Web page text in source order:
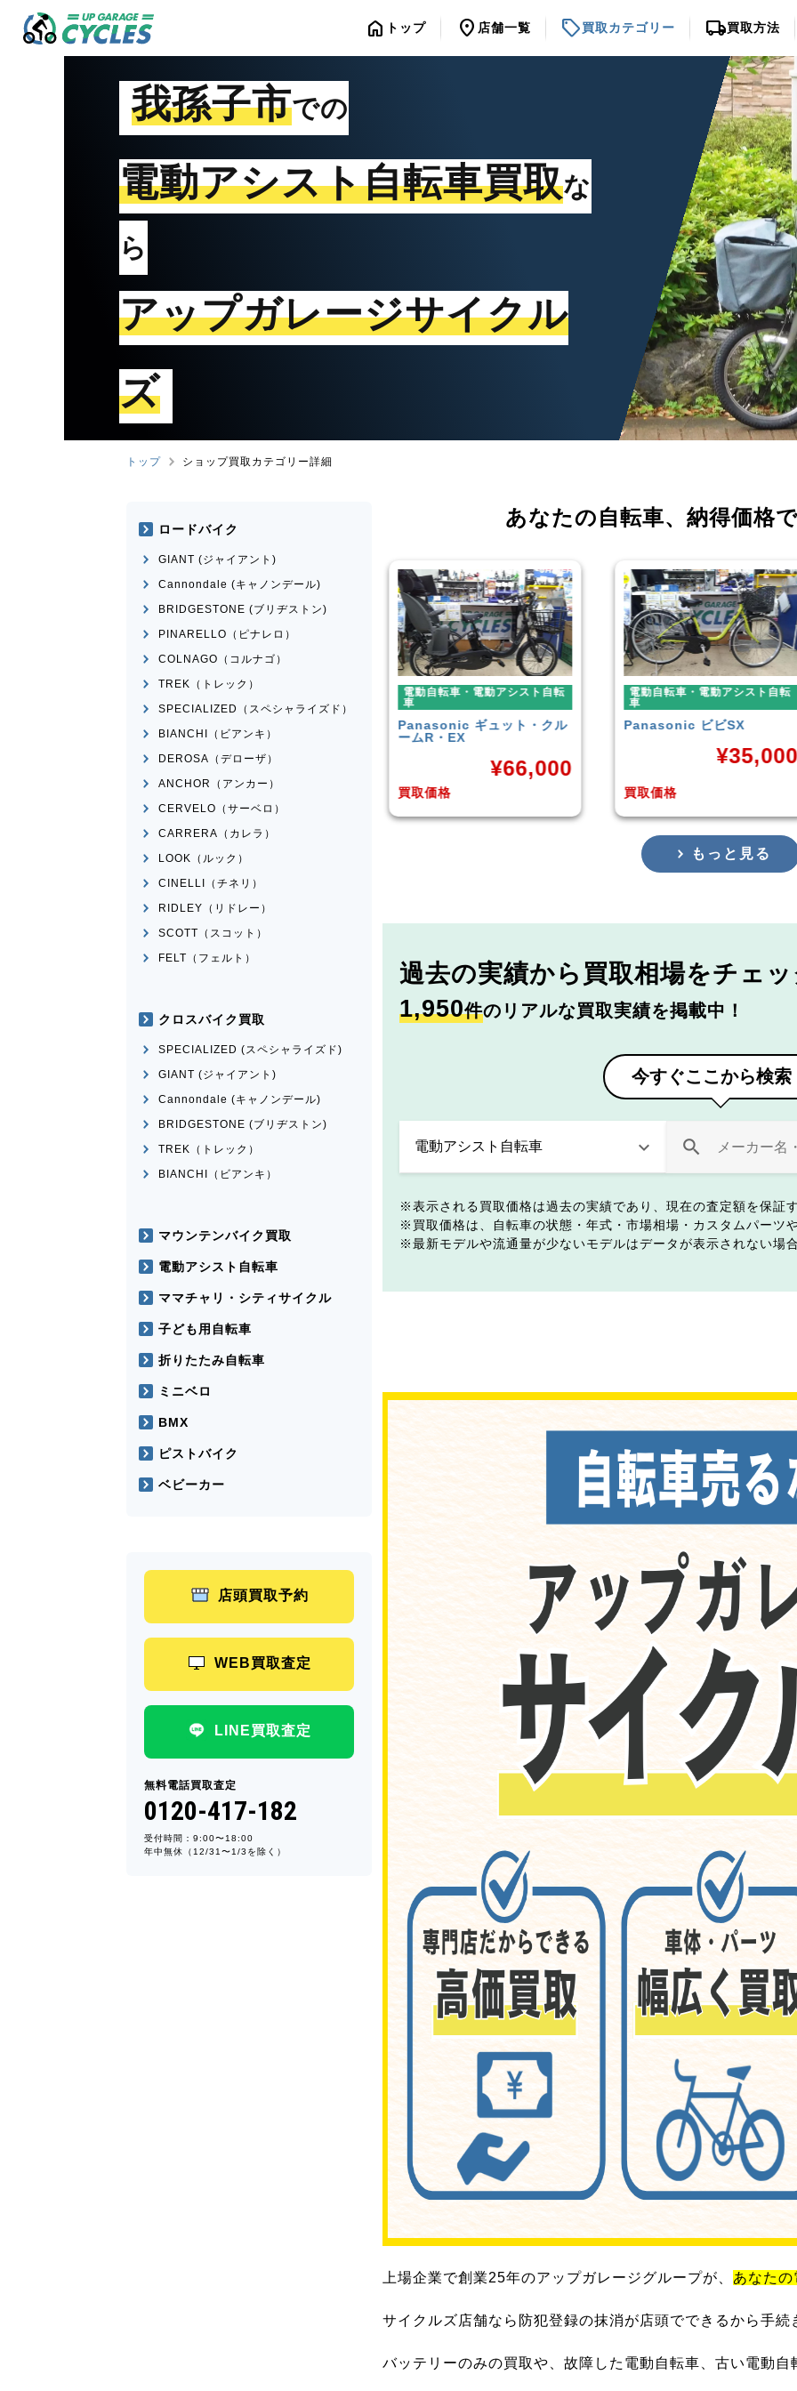
home トップ location_on 店舗一覧 sell買取カテゴリー local_shipping買取方法
我孫子市での
電動アシスト自転車買取な
ら
アップガレージサイクル
ズ
トップ ショップ買取カテゴリー詳細
あなたの自転車、 納得価格
電動自転車・電動アシスト自転
車
ームR・EX
買取価格
¥
電動自転車・電動アシスト自転
車
Panasonic ビビSX
買取価格
¥35,000
電動自転車・電動アシスト自転
車
YAMAHAPAS With
買取価格
¥
もっと見る
過去の実績から 買取相場をチェ
1,950件のリアルな買取実績を掲載中！
今すぐここから検索
表示される買取価格は過去の実績であり、現在の査定額を保証
買取価格は、自転車の状態・年式・市場相場・カスタムパーツ
最新モデルや流通量が少ないモデルはデータが表示されない場
上場企業で創業25年のアップガレージグループが、 あなた
サイクルズ店舗なら防犯登録の抹消が店頭でできるから手
バッテリーのみの買取や、故障した電動自転車、古い電動
ロードバイク
GIANT (ジャイアント)
Cannondale (キャノンデール)
BRIDGESTONE (ブリヂストン)
PINARELLO（ピナレロ）
COLNAGO（コルナゴ）
TREK（トレック）
SPECIALIZED（スペシャライズド）
BIANCHI（ビアンキ）
DEROSA（デローザ）
ANCHOR（アンカー）
CERVELO（サーベロ）
CARRERA（カレラ）
LOOK（ルック）
CINELLI（チネリ）
RIDLEY（リドレー）
SCOTT（スコット）
FELT（フェルト）
クロスバイク買取
SPECIALIZED (スペシャライズド)
GIANT (ジャイアント)
Cannondale (キャノンデール)
BRIDGESTONE (ブリヂストン)
TREK（トレック）
BIANCHI（ビアンキ）
マウンテンバイク買取
電動アシスト自転車
ママチャリ・シティサイクル
子ども用自転車
折りたたみ自転車
ミニベロ
BMX
ピストバイク
ベビーカー
店頭買取予約
WEB買取査定
LINE買取査定
無料電話買取査定
0120-417-182
受付時間：9:00〜18:00
年中無休（12/31〜1/3を除く）